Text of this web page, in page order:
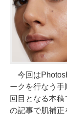
今回は
ークを行なう
回目となる本
の記事で肌補正